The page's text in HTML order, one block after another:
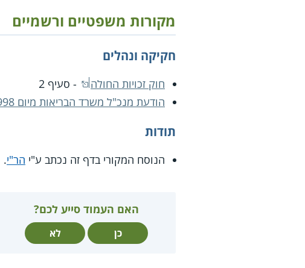
מקורות משפטיים ורשמיים
חקיקה ונהלים
חוק זכויות החולה
- סעיף 2
הודעת מנכ"ל משרד הבריאות מיום 03.02.1998
תודות
הנוסח המקורי בדף זה נכתב ע"י הר"י.
האם העמוד סייע לכם?
כן לא